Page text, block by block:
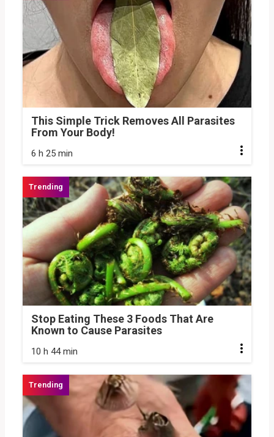
This Simple Trick Removes All Parasites
From Your Body!
6 h 25 min
Stop Eating These 3 Foods That Are
Known to Cause Parasites
10 h 44 min